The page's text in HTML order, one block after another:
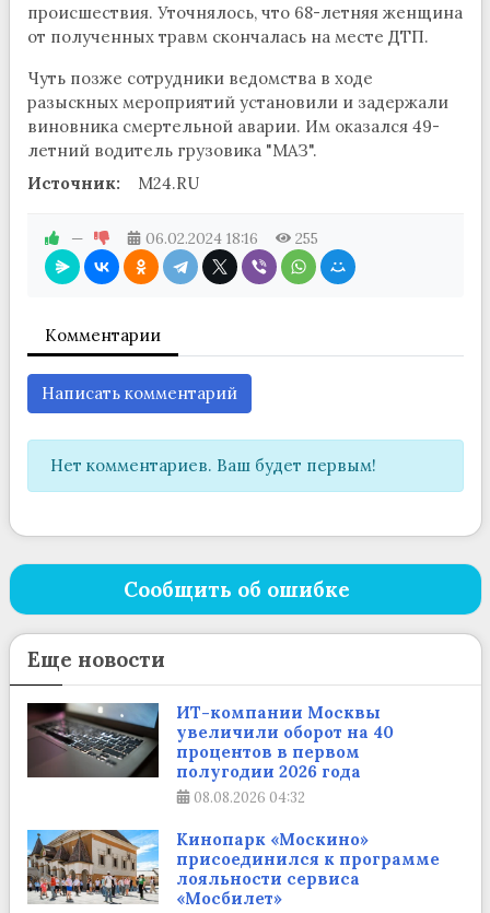
происшествия. Уточнялось, что 68-летняя женщина
от полученных травм скончалась на месте ДТП.
Чуть позже сотрудники ведомства в ходе
разыскных мероприятий установили и задержали
виновника смертельной аварии. Им оказался 49-
летний водитель грузовика "МАЗ".
Источник:
M24.RU
— 06.02.2024 18:16 255
Комментарии
Написать комментарий
Нет комментариев. Ваш будет первым!
Сообщить об ошибке
Еще новости
ИТ-компании Москвы
увеличили оборот на 40
процентов в первом
полугодии 2026 года
08.08.2026 04:32
Кинопарк «Москино»
присоединился к программе
лояльности сервиса
«Мосбилет»